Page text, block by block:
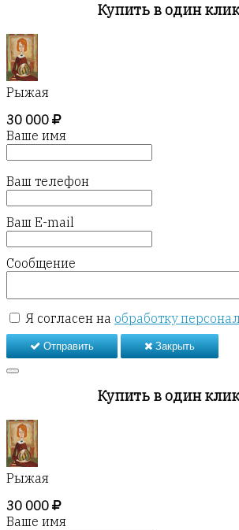
Купить в один клик
Рыжая
30 000
Ваше имя
Ваш телефон
Ваш E-mail
Сообщение
Я согласен на обработку
Отправить Закрыть
Купить в один клик
Рыжая
30 000
Ваше имя